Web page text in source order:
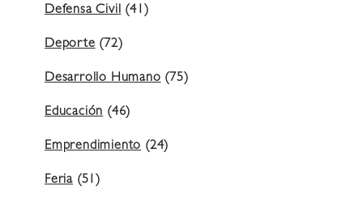
Defensa Civil(41)
Deporte(72)
Desarrollo Humano(75)
Educación(46)
Emprendimiento(24)
Feria (51)